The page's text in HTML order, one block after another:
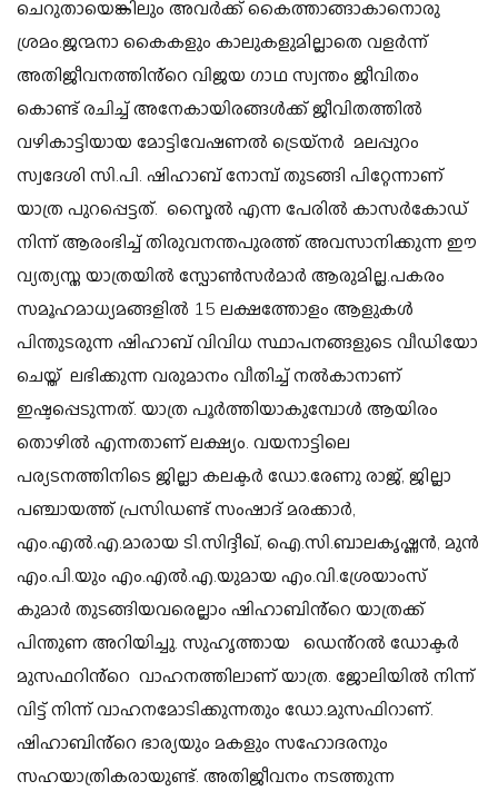
ചെറുതായെങ്കിലും അവർക്ക് കൈത്താങ്ങാകാനൊരു
ശ്രമം.ജന്മനാ കൈകളും കാലുകളുമില്ലാതെ വളർന്ന്
അതിജീവനത്തിൻ്റെ വിജയ ഗാഥ സ്വന്തം ജീവിതം
കൊണ്ട് രചിച്ച് അനേകായിരങ്ങൾക്ക് ജീവിതത്തിൽ
വഴികാട്ടിയായ മോട്ടിവേഷണൽ ട്രെയ്നർ മലപ്പുറം
സ്വദേശി സി.പി. ഷിഹാബ് നോമ്പ് തുടങ്ങി പിറ്റേന്നാണ്
യാത്ര പുറപ്പെട്ടത്. സ്മൈൽ എന്ന പേരിൽ കാസർകോഡ്
നിന്ന് ആരംഭിച്ച് തിരുവനന്തപുരത്ത് അവസാനിക്കുന്ന ഈ
വ്യത്യസ്ത യാത്രയിൽ സ്പോൺസർമാർ ആരുമില്ല.പകരം
സമൂഹമാധ്യമങ്ങളിൽ 15 ലക്ഷത്തോളം ആളുകൾ
പിന്തുടരുന്ന ഷിഹാബ് വിവിധ സ്ഥാപനങ്ങളുടെ വീഡിയോ
ചെയ്ത് ലഭിക്കുന്ന വരുമാനം വീതിച്ച് നൽകാനാണ്
ഇഷ്ടപ്പെടുന്നത്. യാത്ര പൂർത്തിയാകുമ്പോൾ ആയിരം
തൊഴിൽ എന്നതാണ് ലക്ഷ്യം. വയനാട്ടിലെ
പര്യടനത്തിനിടെ ജില്ലാ കലക്ടർ ഡോ.രേണു രാജ്, ജില്ലാ
പഞ്ചായത്ത് പ്രസിഡണ്ട് സംഷാദ് മരക്കാർ,
എം.എൽ.എ.മാരായ ടി.സിദ്ദീഖ്, ഐ.സി.ബാലകൃഷ്ണൻ, മുൻ
എം.പി.യും എം.എൽ.എ.യുമായ എം.വി.ശ്രേയാംസ്
കുമാർ തുടങ്ങിയവരെല്ലാം ഷിഹാബിൻ്റെ യാത്രക്ക്
പിന്തുണ അറിയിച്ചു. സുഹൃത്തായ ഡെൻ്റൽ ഡോക്ടർ
മുസഫറിൻ്റെ വാഹനത്തിലാണ് യാത്ര. ജോലിയിൽ നിന്ന്
വിട്ട് നിന്ന് വാഹനമോടിക്കുന്നതും ഡോ.മുസഫിറാണ്.
ഷിഹാബിൻ്റെ ഭാര്യയും മകളും സഹോദരനും
സഹയാത്രികരായുണ്ട്. അതിജീവനം നടത്തുന്ന